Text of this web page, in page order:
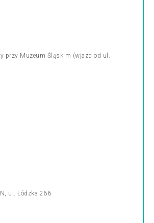
przy Muzeum Śląskim (wjazd od ul.
ul. Łódzka 266